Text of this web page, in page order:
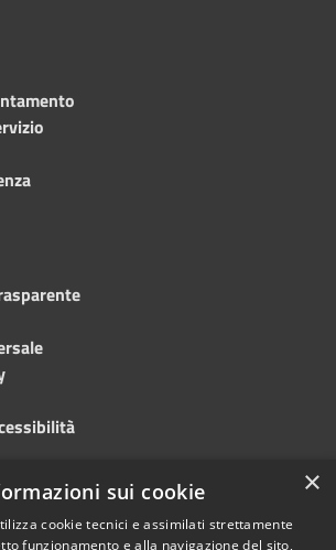
Copyright © 2023 •
×
sui cookie
cookie tecnici e assimilati strettamente
funzionamento e alla navigazione del sito,